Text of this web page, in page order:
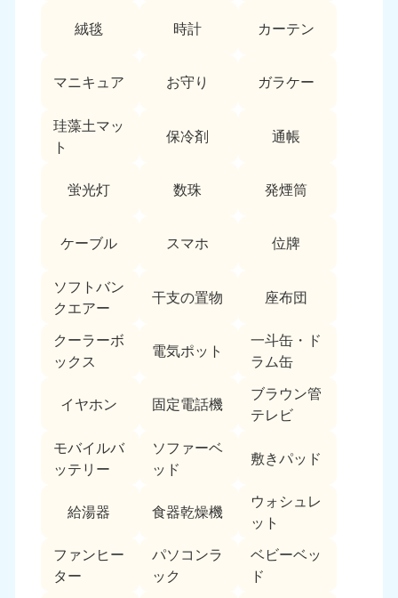
絨毯 時計 カーテン
マニキュア お守り ガラケー
珪藻土マッ
ト
保冷剤 通帳
蛍光灯 数珠 発煙筒
ケーブル スマホ 位牌
ソフトバン
クエアー
干支の置物 座布団
クーラーボ
ックス
電気ポット
一斗缶・ド
ラム缶
イヤホン 固定電話機
ブラウン管
テレビ
モバイルバ
ッテリー
ソファーベ
ッド
敷きパッド
給湯器 食器乾燥機
ウォシュレ
ット
ファンヒー
ター
パソコンラ
ック
ベビーベッ
ド
9:00〜19:00 年中無休 9:00〜19:00 年中無休
9:00〜19:00 年中無休 9:00〜19:00 年中無休
長崎県
050-1880-9891
鹿児島県
050-1880-9889
大分県
050-1880-9893
9:00〜19:00 年中無休
050-1880-9890
9:00〜19:00 年中無休
050-1880-9892
沖縄県
050-1880-9887